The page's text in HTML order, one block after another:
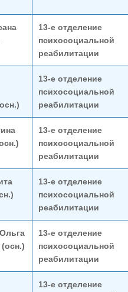
13-е отделение
психосоциальной
реабилитации
13-е отделение
психосоциальной
реабилитации
13-е отделение
психосоциальной
реабилитации
13-е отделение
психосоциальной
реабилитации
13-е отделение
психосоциальной
реабилитации
13-е отделение